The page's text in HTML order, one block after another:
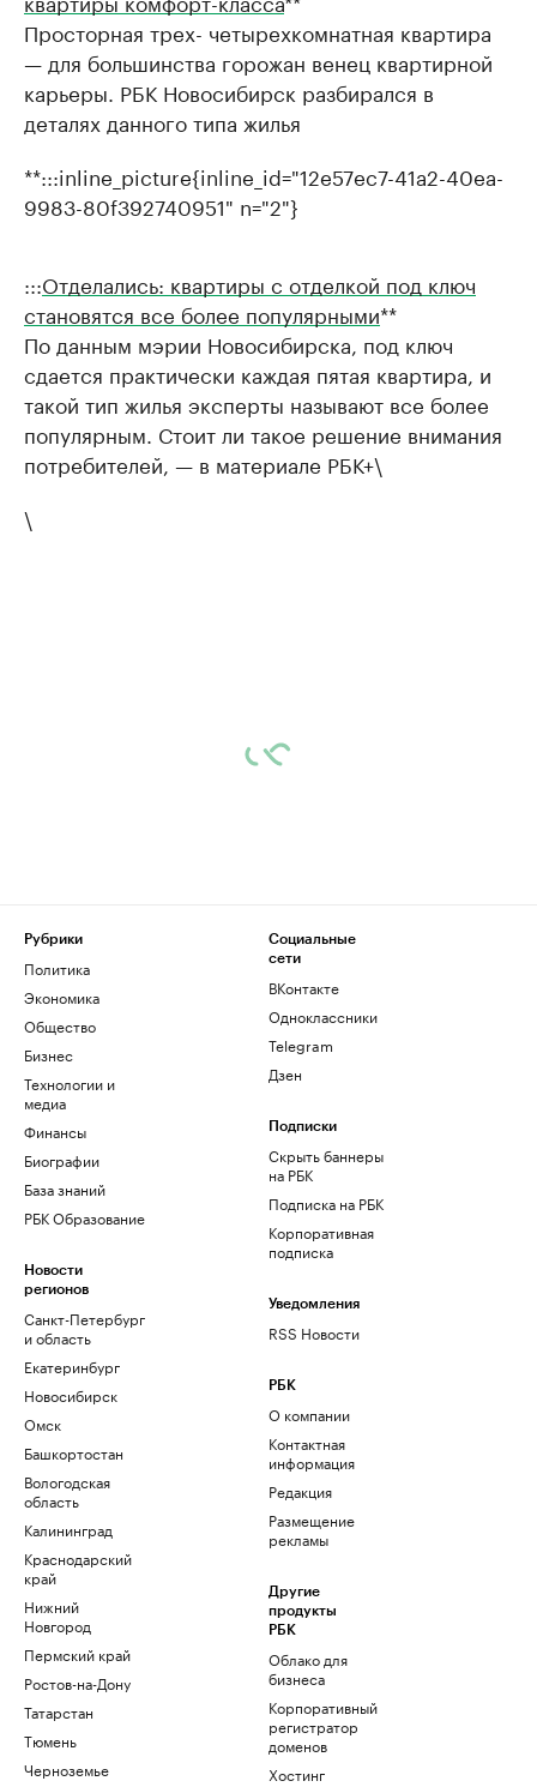
Просторная трех- четырехкомнатная квартира
— для большинства горожан венец квартирной
карьеры. РБК Новосибирск разбирался в
деталях данного типа жилья
**:::inline_picture{inline_id="12e57ec7-41a2-40ea-
9983-80f392740951" n="2"}
:::Отделались: квартиры с отделкой под ключ
становятся все более популярными**
По данным мэрии Новосибирска, под ключ
сдается практически каждая пятая квартира, и
такой тип жилья эксперты называют все более
популярным. Стоит ли такое решение внимания
потребителей, — в материале РБК+\
\
Рубрики
Политика
Экономика
Общество
Бизнес
Технологии и
медиа
Финансы
Биографии
База знаний
РБК Образование
Новости
регионов
Санкт-Петербург
и область
Екатеринбург
Новосибирск
Омск
Башкортостан
Вологодская
область
Калининград
Краснодарский
край
Нижний
Новгород
Пермский край
Ростов-на-Дону
Татарстан
Тюмень
Черноземье
Социальные
сети
ВКонтакте
Одноклассники
Telegram
Дзен
Подписки
Скрыть баннеры
на РБК
Подписка на РБК
Корпоративная
подписка
Уведомления
RSS Новости
РБК
О компании
Контактная
информация
Редакция
Размещение
рекламы
Другие
продукты
РБК
Облако для
бизнеса
Корпоративный
регистратор
доменов
Хостинг